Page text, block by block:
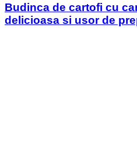
Budinca de cartofi cu
delicioasa si usor de